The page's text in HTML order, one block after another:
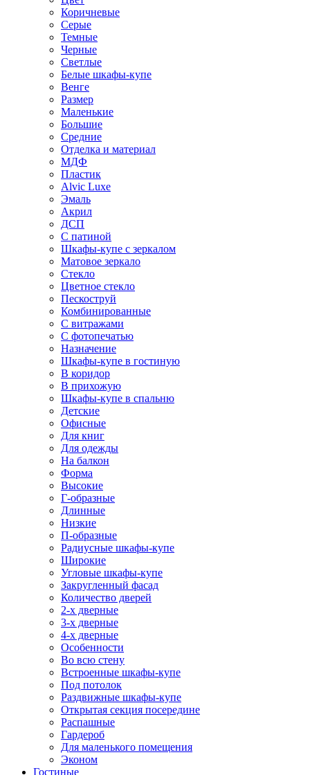
Коричневые
Серые
Темные
Черные
Светлые
Белые шкафы-купе
Венге
Размер
Маленькие
Большие
Средние
Отделка и материал
МДФ
Пластик
Alvic Luxe
Эмаль
Акрил
ДСП
С патиной
Шкафы-купе с зеркалом
Матовое зеркало
Стекло
Цветное стекло
Пескоструй
Комбинированные
С витражами
С фотопечатью
Назначение
Шкафы-купе в гостиную
В коридор
В прихожую
Шкафы-купе в спальню
Детские
Офисные
Для книг
Для одежды
На балкон
Форма
Высокие
Г-образные
Длинные
Низкие
П-образные
Радиусные шкафы-купе
Широкие
Угловые шкафы-купе
Закругленный фасад
Количество дверей
2-х дверные
3-х дверные
4-х дверные
Особенности
Во всю стену
Встроенные шкафы-купе
Под потолок
Раздвижные шкафы-купе
Открытая секция посередине
Распашные
Гардероб
Для маленького помещения
Эконом
Гостиные